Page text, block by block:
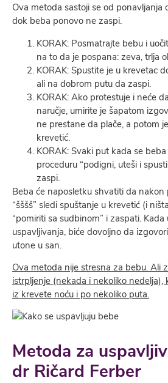
Ova metoda sastoji se od ponavljanja
dok beba ponovo ne zaspi.
KORAK: Posmatrajte bebu i
na to da je pospana: zeva, trlja
KORAK: Spustite je u krevetac
ali na dobrom putu da zaspi.
KORAK: Ako protestuje i neće
naručje, umirite je šapatom
ne prestane da plače, a potom
krevetić.
KORAK: Svaki put kada se
proceduru “podigni, uteši i
zaspi.
Beba će naposletku shvatiti da
“šššš” sledi spuštanje u krevetić (i
“pomiriti sa sudbinom” i zaspati.
uspavljivanja, biće dovoljno da
utone u san.
Ova metoda nije stresna za bebu. Ali
istrpljenje (nekada i nekoliko nedelja),
iz krevete noću i po nekoliko puta.
Metoda za
dr Ričard Ferber